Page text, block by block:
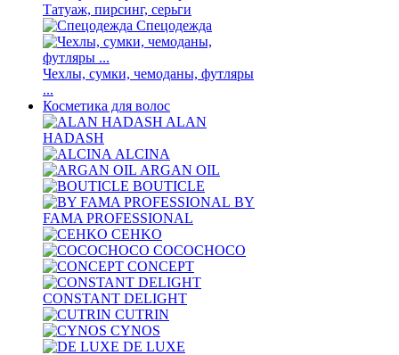
Татуаж, пирсинг, серьги
Спецодежда
Чехлы, сумки, чемоданы, футляры
...
Косметика для волос
ALAN
HADASH
ALCINA
ARGAN OIL
BOUTICLE
BY
FAMA PROFESSIONAL
CEHKO
COCOCHOCO
CONCEPT
CONSTANT DELIGHT
CUTRIN
CYNOS
DE LUXE